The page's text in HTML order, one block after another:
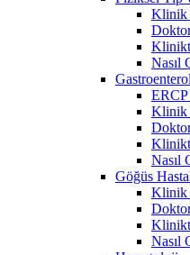
Klinik
Nasıl
Klinik
Nasıl
Göğüs
Klinik
Nasıl